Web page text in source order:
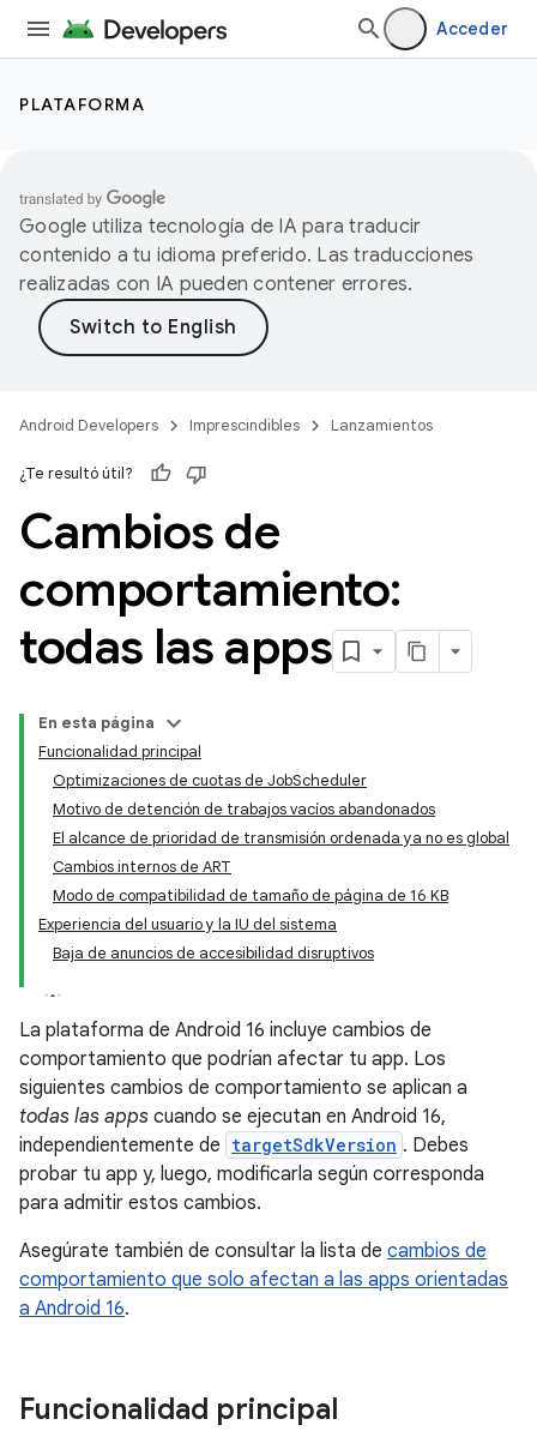
Acceder
PLATAFORMA
Google utiliza tecnología de IA para traducir
contenido a tu idioma preferido. Las traducciones
realizadas con IA pueden contener errores.
Android Developers Imprescindibles Lanzamientos
¿Te resultó útil?
Cambios de
comportamiento:
todas las apps
En esta página
Funcionalidad principal
Optimizaciones de cuotas de JobScheduler
Motivo de detención de trabajos vacíos abandonados
El alcance de prioridad de transmisión ordenada ya no es global
Cambios internos de ART
Modo de compatibilidad de tamaño de página de 16 KB
Experiencia del usuario y la IU del sistema
Baja de anuncios de accesibilidad disruptivos
La plataforma de Android 16 incluye cambios de
comportamiento que podrían afectar tu app. Los
siguientes cambios de comportamiento se aplican a
todas las apps cuando se ejecutan en Android 16,
independientemente de targetSdkVersion . Debes
probar tu app y, luego, modificarla según corresponda
para admitir estos cambios.
Asegúrate también de consultar la lista de cambios de
comportamiento que solo afectan a las apps orientadas
a Android 16.
Funcionalidad principal